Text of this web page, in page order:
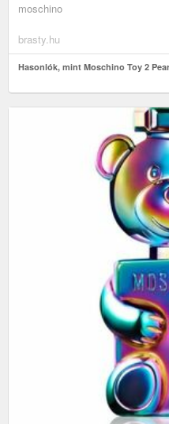
moschino
brasty.hu
Hasonlók, mint Moschino Toy 2